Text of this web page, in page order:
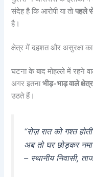
संदेह है कि आरोपी या तोपहले
है।
क्षेत्र में दहशत और असुरक्षा का
घटना के बाद मोहल्ले में रहने
अगर इतनाभीड़-भाड़ वाले क्षेत्र
उठते हैं।
“रोज़ रात को गश्त
अब तो घर छोड़कर
– स्थानीय निवासी,